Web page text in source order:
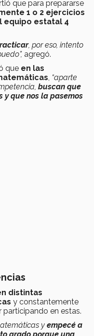
que para prepararse
1 o 2 ejercicios
equipo estatal 4
, por eso, intento
agregó.
que en las
, “aparte
buscan que
y que nos la pasemos
distintas
y constantemente
en estas.
y empecé a